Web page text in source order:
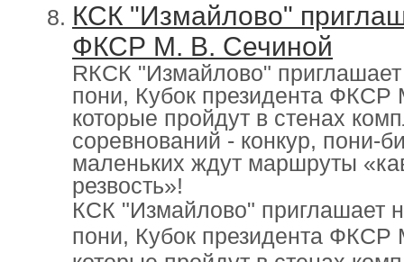
КСК "Измайлово"
ФКСР М. В. Сечиной
RКСК "Измайлово"
пони, Кубок президента
которые пройдут в стенах
соревнований - конкур, пони-
маленьких ждут маршруты
резвость»!
КСК "Измайлово" приглашает
пони, Кубок президента